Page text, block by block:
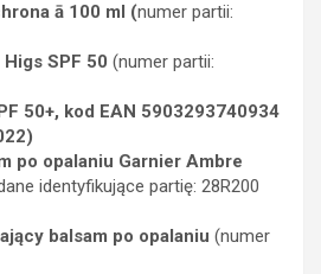
ā 100 ml (numer partii:
SPF 50 (numer partii:
50+, kod EAN 5903293740934
po opalaniu Garnier Ambre
identyfikujące partię: 28R200
balsam po opalaniu (numer